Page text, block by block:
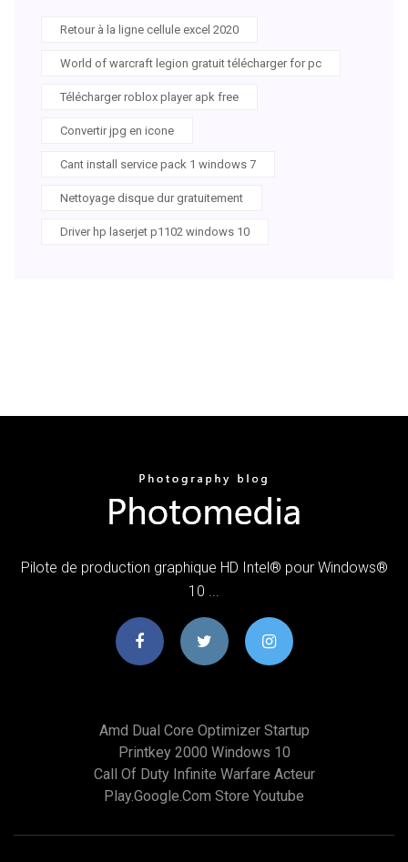
Retour à la ligne cellule excel 2020
World of warcraft legion gratuit télécharger for pc
Télécharger roblox player apk free
Convertir jpg en icone
Cant install service pack 1 windows 7
Nettoyage disque dur gratuitement
Driver hp laserjet p1102 windows 10
Pilote de production graphique HD Intel® pour Windows®
10 ...
Amd Dual Core Optimizer Startup
Printkey 2000 Windows 10
Call Of Duty Infinite Warfare Acteur
Play.google.com Store Youtube